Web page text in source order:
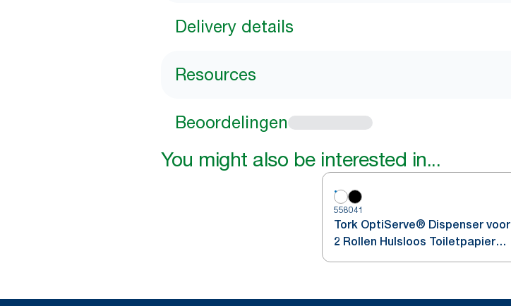
Delivery details
Resources
Beoordelingen
You might also be interested in...
558041
Tork OptiServe® Dispenser voor
2 Rollen Hulsloos Toiletpapier
Wit T7